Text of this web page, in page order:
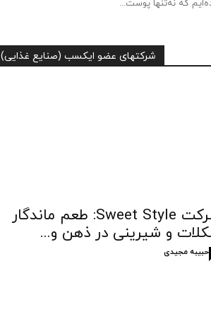
که نه‌تنها پوست...
شرکتهای عضو ایکسب (صنایع غذایی)
شرکت Sweet Style: طعم ماندگار
و شیرینی در ذهن و...
حبیبه مجیدی